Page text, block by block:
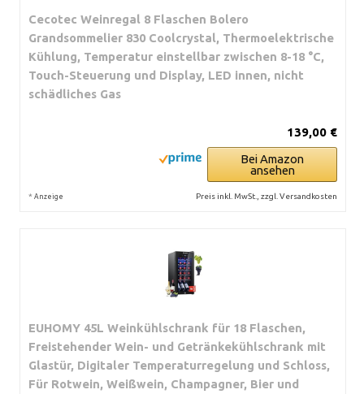
Cecotec Weinregal 8 Flaschen Bolero
Grandsommelier 830 Coolcrystal, Thermoelektrische
Kühlung, Temperatur einstellbar zwischen 8-18 °C,
Touch-Steuerung und Display, LED innen, nicht
schädliches Gas
139,00 €
Bei Amazon
ansehen
* Anzeige Preis inkl. MwSt., zzgl. Versandkosten
EUHOMY 45L Weinkühlschrank für 18 Flaschen,
Freistehender Wein- und Getränkekühlschrank mit
Glastür, Digitaler Temperaturregelung und Schloss,
Für Rotwein, Weißwein, Champagner, Bier und